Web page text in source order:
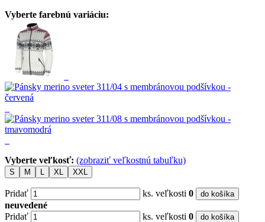
Vyberte farebnú variáciu:
Vyberte veľkosť: (zobraziť veľkostnú tabuľku)
S M XL XXL
Pridať ks. veľkosti 0 do košíka
neuvedené
Pridať
ks. veľkosti 0 do košíka